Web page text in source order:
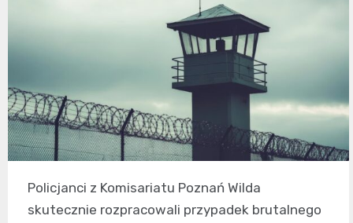
Policjanci z Komisariatu Poznań Wilda
skutecznie rozpracowali przypadek brutalnego